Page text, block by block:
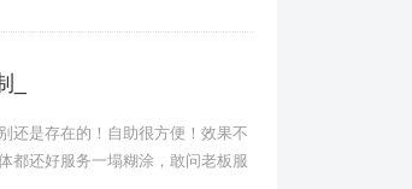
是存在的！自助很方便！效果不
都还好服务一塌糊涂，敢问老板服